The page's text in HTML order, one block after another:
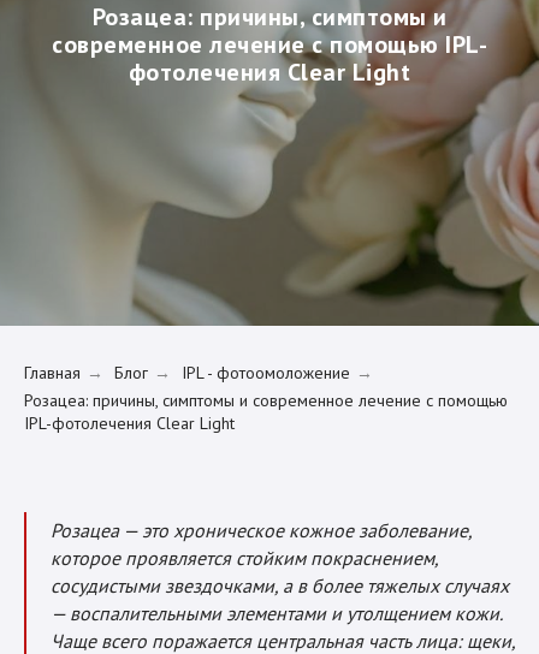
Розацеа: причины, симптомы и
современное лечение с помощью IPL-
фотолечения Clear Light
Главная → Блог → IPL - фотоомоложение →
Розацеа: причины, симптомы и современное лечение с помощью
IPL-фотолечения Clear Light
Розацеа — это хроническое кожное заболевание,
которое проявляется стойким покраснением,
сосудистыми звездочками, а в более тяжелых случаях
— воспалительными элементами и утолщением кожи.
Чаще всего поражается центральная часть лица: щеки,